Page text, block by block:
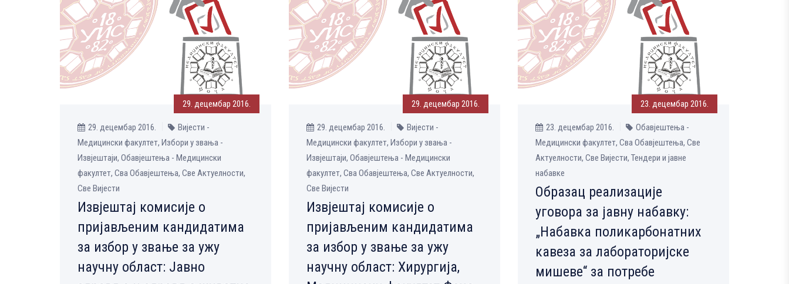
29. децембар 2016.
29. децембар 2016.
Вијести -
Медицински факултет, Избори у звања -
Извјештаји, Обавјештења - Медицински
факултет, Сва Обавјештења, Све Aктуелности,
Све Вијести
Извјештај комисије о
пријављеним кандидатима
за избор у звање за ужу
научну област: Јавно
29. децембар 2016.
29. децембар 2016.
Вијести -
Медицински факултет, Избори у звања -
Извјештаји, Обавјештења - Медицински
факултет, Сва Обавјештења, Све Aктуелности,
Све Вијести
Извјештај комисије о
пријављеним кандидатима
за избор у звање за ужу
научну област: Хирургија,
23. децембар 2016.
23. децембар 2016.
Обавјештења -
Медицински факултет, Сва Обавјештења, Све
Aктуелности, Све Вијести, Тендери и јавне
набавке
Образац реализације
уговора за јавну набавку:
„Набавка поликарбонатних
кавеза за лабораторијске
мишеве“ за потребе